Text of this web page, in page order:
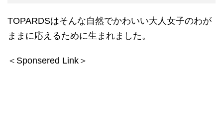
TOPARDSはそんな自然でかわいい大人女子のわが
ままに応えるために生まれました。
＜Sponsered Link＞